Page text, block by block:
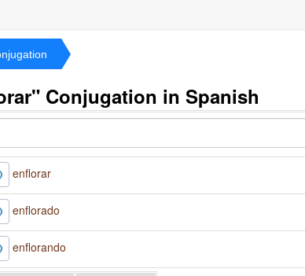
Conjugation in Spanish
enflorar
enflorado
enflorando